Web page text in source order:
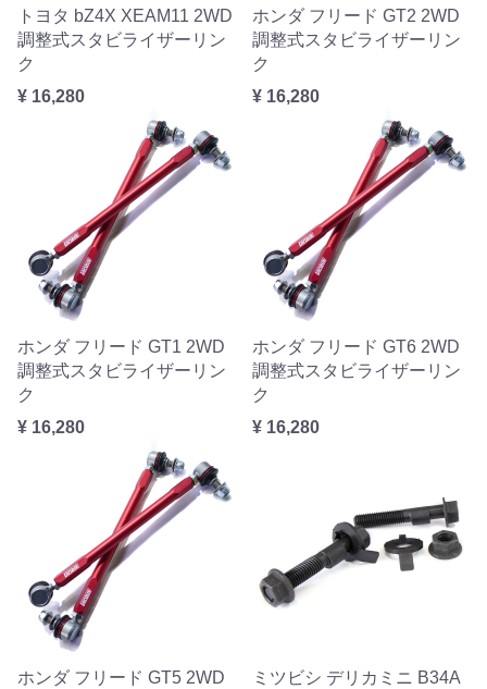
トヨタ bZ4X XEAM11 2WD
調整式スタビライザーリン
ク
¥ 16,280
ホンダ フリード GT2 2WD
調整式スタビライザーリン
ク
¥ 16,280
ホンダ フリード GT1 2WD
調整式スタビライザーリン
ク
¥ 16,280
ホンダ フリード GT6 2WD
調整式スタビライザーリン
ク
¥ 16,280
ホンダ フリード GT5 2WD
ミツビシ デリカミニ B34A